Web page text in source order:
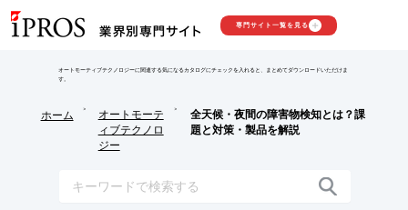
専門サイト一覧を見る
オートモーティブテクノロジーに関連する気になるカタログにチェックを入れると、まとめてダウンロードいただけま
す。
ホーム
>
オートモーテ
ィブテクノロ
ジー
>
全天候・夜間の障害物検知とは？課
題と対策・製品を解説